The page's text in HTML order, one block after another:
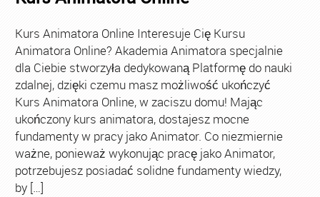
Kurs Animatora Online Interesuje Cię Kursu
Animatora Online? Akademia Animatora specjalnie
dla Ciebie stworzyła dedykowaną Platformę do nauki
zdalnej, dzięki czemu masz możliwość ukończyć
Kurs Animatora Online, w zaciszu domu! Mając
ukończony kurs animatora, dostajesz mocne
fundamenty w pracy jako Animator. Co niezmiernie
ważne, ponieważ wykonując pracę jako Animator,
potrzebujesz posiadać solidne fundamenty wiedzy,
by […]